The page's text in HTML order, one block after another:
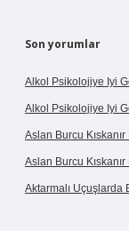
Son yorumlar
Alkol Psikolojiye Iyi
Alkol Psikolojiye Iyi
Aslan Burcu Kıskanır
Aslan Burcu Kıskanır
Aktarmalı Uçuşlarda